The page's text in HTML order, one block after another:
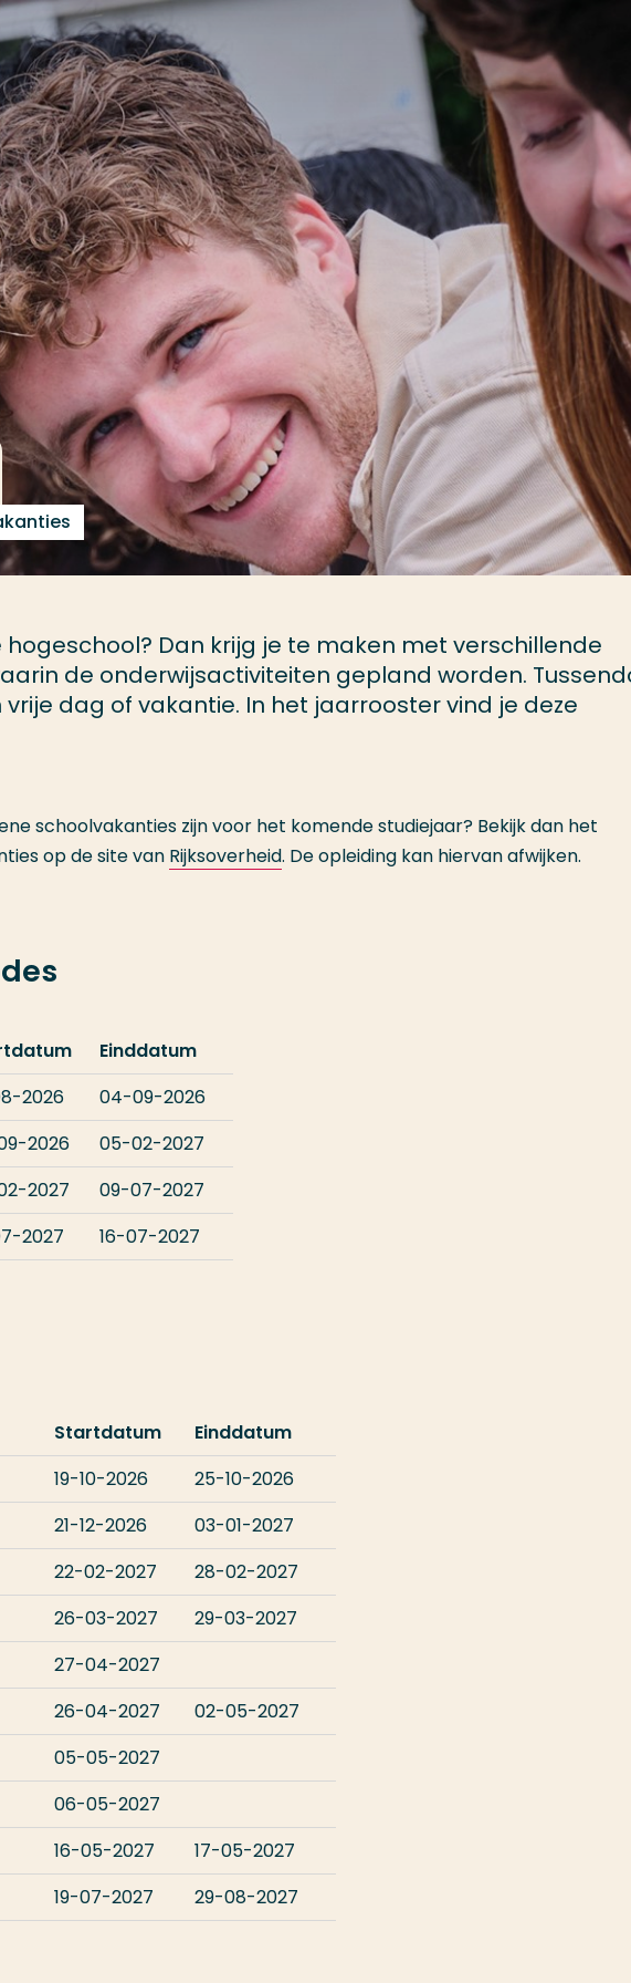
Dan krijg je te maken met verschillende
de onderwijsactiviteiten gepland worden.
dag of vakantie. In het jaarrooster vind je deze
schoolvakanties zijn voor het komende studiejaar? Bekijk dan het
op de site van Rijksoverheid. De opleiding kan hiervan afwijken.
Einddatum
2026
04-09-2026
2026
05-02-2027
2027
09-07-2027
2027 16-07-2027
Startdatum
Einddatum
19-10-2026
25-10-2026
21-12-2026
03-01-2027
22-02-2027
28-02-2027
26-03-2027
29-03-2027
27-04-2027
26-04-2027
02-05-2027
05-05-2027
06-05-2027
16-05-2027
17-05-2027
19-07-2027 29-08-2027